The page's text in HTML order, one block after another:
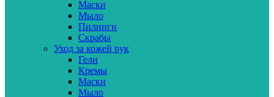
Маски
Мыло
Пилинги
Скрабы
Уход за кожей рук
Гели
Кремы
Маски
Мыло